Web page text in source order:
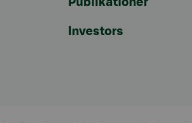
Publikationer
Investors